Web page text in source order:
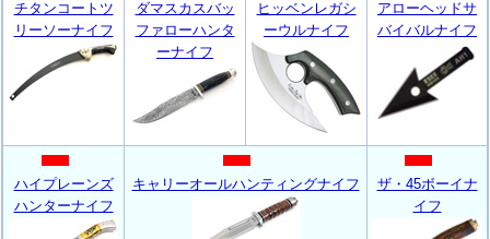
チタンコートツ
リーソーナイフ
ダマスカスバッ
ファローハンタ
ーナイフ
ヒッベンレガシ
ーウルナイフ
アローヘッドサ
バイバルナイフ
ハイプレーンズ
ハンターナイフ
キャリーオールハンティングナイフ
ザ・45ボーイナ
イフ